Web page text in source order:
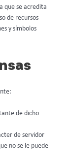
que se acredita
de recursos
y símbolos
de dicho
de servidor
no se le puede